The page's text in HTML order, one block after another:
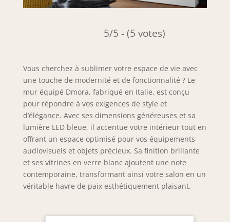
5/5 - (5 votes)
Vous cherchez à sublimer votre espace de vie avec
une touche de modernité et de fonctionnalité ? Le
mur équipé Dmora, fabriqué en Italie, est conçu
pour répondre à vos exigences de style et
d’élégance. Avec ses dimensions généreuses et sa
lumière LED bleue, il accentue votre intérieur tout en
offrant un espace optimisé pour vos équipements
audiovisuels et objets précieux. Sa finition brillante
et ses vitrines en verre blanc ajoutent une note
contemporaine, transformant ainsi votre salon en un
véritable havre de paix esthétiquement plaisant.